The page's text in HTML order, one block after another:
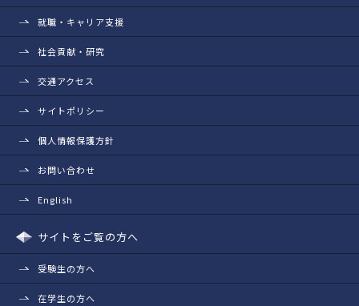
就職・キャリア支援
社会貢献・研究
交通アクセス
サイトポリシー
個人情報保護方針
お問い合わせ
English
サイトをご覧の方へ
受験生の方へ
在学生の方へ